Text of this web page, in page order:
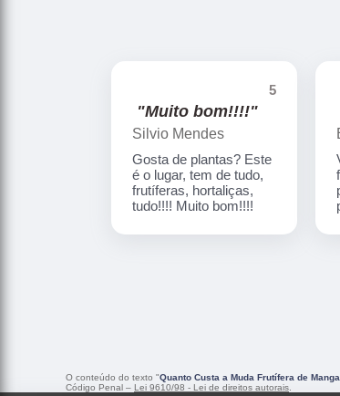
5
"Muito bom!!!!"
Silvio Mendes
Gosta de plantas? Este
é o lugar, tem de tudo,
frutíferas, hortaliças,
tudo!!!! Muito bom!!!!
O conteúdo do texto "Quanto Custa a Muda Frutífera de
Código Penal – Lei 9610/98 - Lei de direitos autorais